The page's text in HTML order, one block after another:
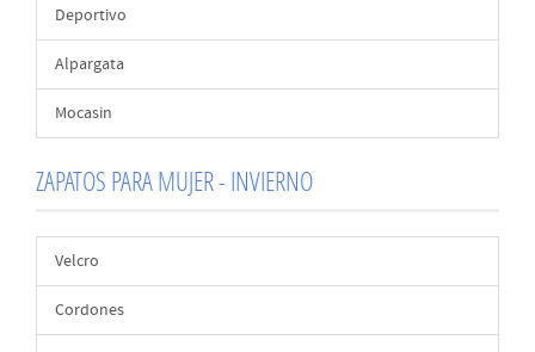
Deportivo
Alpargata
Mocasin
ZAPATOS PARA MUJER - INVIERNO
Velcro
Cordones